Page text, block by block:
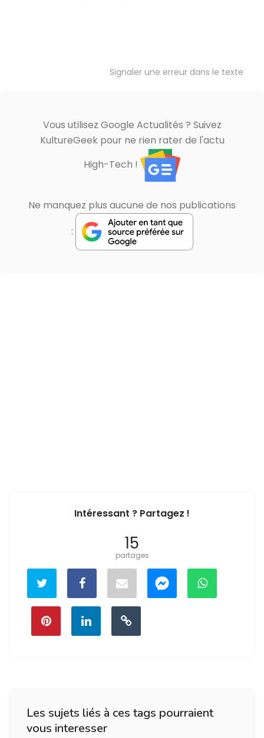
Signaler une erreur dans le texte
Vous utilisez Google Actualités ? Suivez
KultureGeek pour ne rien rater de l'actu
High-Tech !
Ne manquez plus aucune de nos publications
:
Intéressant ? Partagez !
15
partages
Les sujets liés à ces tags pourraient
vous interesser